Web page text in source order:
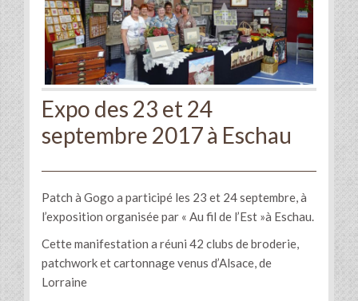
Expo des 23 et 24
septembre 2017 à Eschau
Patch à Gogo a participé les 23 et 24 septembre, à
l’exposition organisée par « Au fil de l’Est »à Eschau.
Cette manifestation a réuni 42 clubs de broderie,
patchwork et cartonnage venus d’Alsace, de
Lorraine